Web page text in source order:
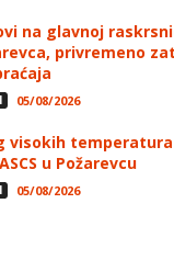
na glavnoj
privremeno
05/08/2026
visokih
u Požarevcu
05/08/2026